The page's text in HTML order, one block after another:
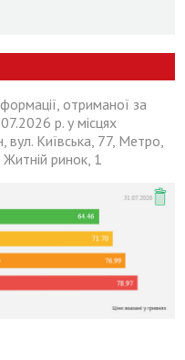
отриманої за
р. у місцях
Київська, 77, Метро,
Житній ринок, 1